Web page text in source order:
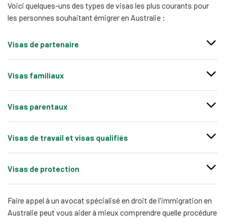
Voici quelques-uns des types de visas les plus courants pour
les personnes souhaitant émigrer en Australie :
Visas de partenaire
conjoint(e) ou votre partenaire de fait.
Visas familiaux
aidants, les proches à charge, etc.
Visas parentaux
mais certaines conditions d'éligibilité essentielles s'appliquent
à tous les demandeurs.
Visas de travail et visas qualifiés
zones régionales que pour les zones métropolitaines. Il s'agit
de visas temporaires en ligne.
Visas de protection
vous craignez de retourner dans votre pays d'origine.
Faire appel à un avocat spécialisé en droit de l'immigration en
Australie peut vous aider à mieux comprendre quelle procédure